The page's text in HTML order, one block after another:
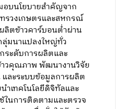
อบนโยบายสำคัญจาก
รวงเกษตรและสหกรณ์
ลิตข้าวคาร์บอนต่ำผ่าน
มนาแปลงใหญ่ทั่ว
ระดับการผลิตและ
วคุณภาพ พัฒนางานวิจัย
ละระบบข้อมูลการผลิต
ำเทคโนโลยีดิจิทัลและ
ในการติดตามและตรวจ